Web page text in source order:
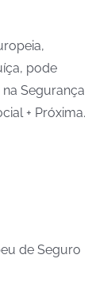
pode
Segurança
+ Próxima.
de Seguro